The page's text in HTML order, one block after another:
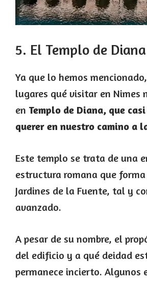
5. El Templo de Diana
Ya que lo hemos
lugares qué visitar en Nimes
en Templo de Diana, que
querer en nuestro camino a
Este templo se trata de una
estructura romana que
Jardines de la Fuente, tal y
avanzado.
A pesar de su nombre, el
del edificio y a qué deidad
permanece incierto. Algunos